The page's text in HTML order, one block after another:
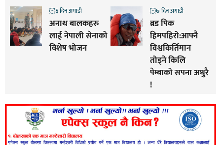
अनाथ बालकहरु
लाई नेपाली सेनाको
विशेष भोजन
६ दिन अगाडी
ब्रड पिक
हिमपहिरो:आफ्नै
विश्वकिर्तिमान
तोड्ने किलि
पेम्बाको सपना अधुरै
!
७ दिन अगाडी